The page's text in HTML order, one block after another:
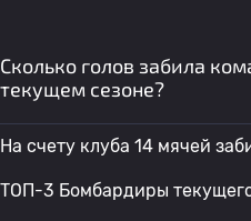
Сколько голов забила
текущем сезоне?
На счету клуба 14 мячей
ТОП-3 Бомбардиры